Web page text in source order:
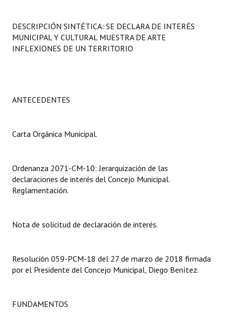
Programas
Constitución Provincial
Digesto
Organigrama
Informes de Gestión
Dictámenes Asesoría Letrada
DESCRIPCIÓN SINTÉTICA: SE DECLARA DE INTERÉS
MUNICIPAL Y CULTURAL MUESTRA DE ARTE
INFLEXIONES DE UN TERRITORIO
ANTECEDENTES
Carta Orgánica Municipal.
Ordenanza 2071-CM-10: Jerarquización de las
declaraciones de interés del Concejo Municipal.
Reglamentación.
Nota de solicitud de declaración de interés.
Resolución 059-PCM-18 del 27 de marzo de 2018 firmada
por el Presidente del Concejo Municipal, Diego Benítez.
FUNDAMENTOS